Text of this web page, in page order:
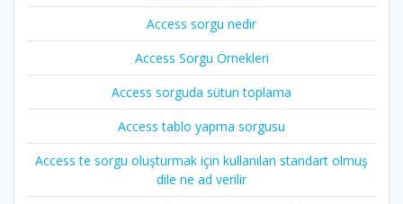
Access sorgu nedir
Access Sorgu Örnekleri
Access sorguda sütun toplama
Access tablo yapma sorgusu
Access te sorgu oluşturmak için kullanılan standart olmuş
dile ne ad verilir